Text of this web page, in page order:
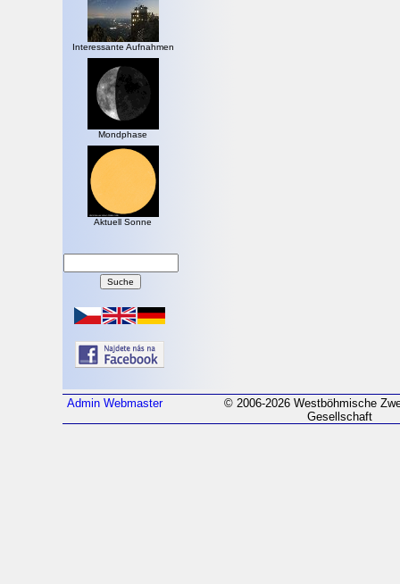
Interessante Aufnahmen
Mondphase
Aktuell Sonne
Admin Webmaster
© 2006-2026 Westböhmische
Gesellschaft